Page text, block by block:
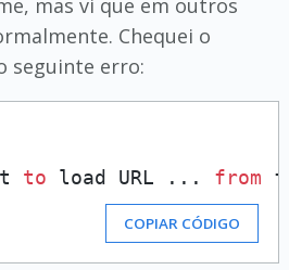
mas vi que em outros
Chequei o
seguinte erro:
to load URL ... from
COPIAR CÓDIGO